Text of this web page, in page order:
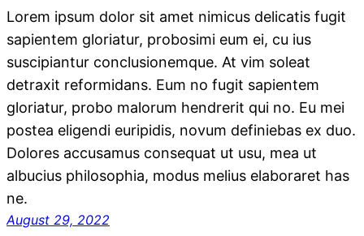
Lorem ipsum dolor sit amet nimicus delicatis fugit
sapientem gloriatur, probosimi eum ei, cu ius
suscipiantur conclusionemque. At vim soleat
detraxit reformidans. Eum no fugit sapientem
gloriatur, probo malorum hendrerit qui no. Eu mei
postea eligendi euripidis, novum definiebas ex duo.
Dolores accusamus consequat ut usu, mea ut
albucius philosophia, modus melius elaboraret has
ne.
August 29, 2022